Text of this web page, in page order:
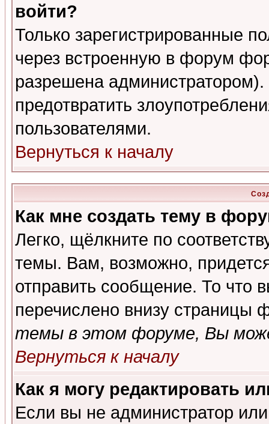
войти?
Только зарегистрированные
через встроенную в форум
разрешена
предотвратить
пользователями.
Вернуться к началу
Как мне создать тему в
Легко, щёлкните по
темы. Вам, возможно,
отправить сообщение. То что
перечислено внизу страницы
темы в этом форуме, Вы
Вернуться к началу
Как я могу редактировать
Если вы не администратор